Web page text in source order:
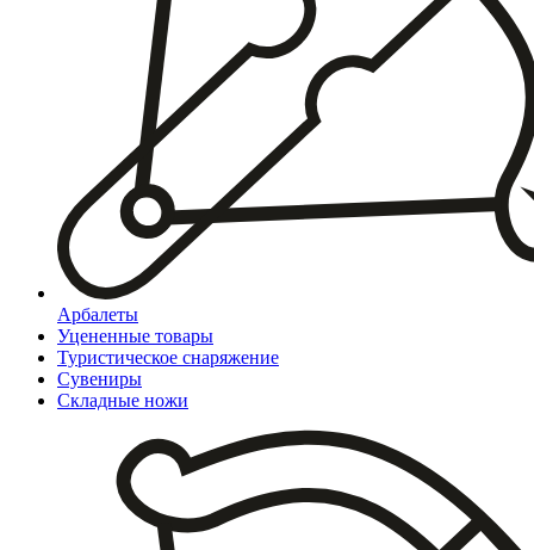
Арбалеты
Уцененные товары
Туристическое снаряжение
Сувениры
Складные ножи